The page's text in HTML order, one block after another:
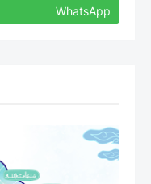
WhatsApp